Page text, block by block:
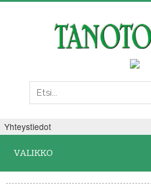
Yhteystiedot
VALIKKO